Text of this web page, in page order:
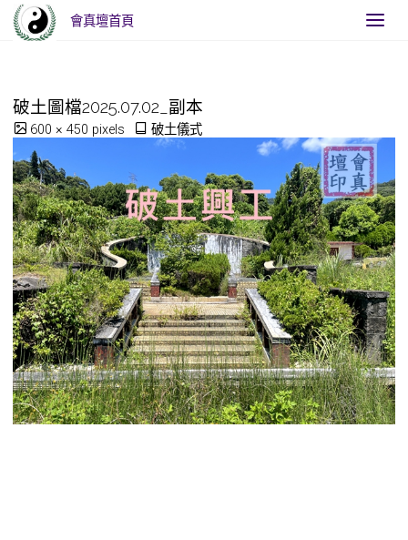
會真壇首頁
Home破土儀式
破土圖檔2025.07.02_副本
Full
size
600 × 450 pixels 破土儀式